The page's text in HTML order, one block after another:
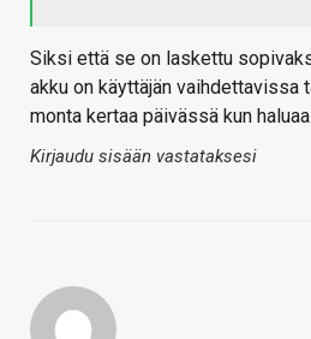
Siksi että se on laskettu
akku on käyttäjän vaihdettavissa
monta kertaa päivässä kun haluaa.
Kirjaudu sisään vastataksesi